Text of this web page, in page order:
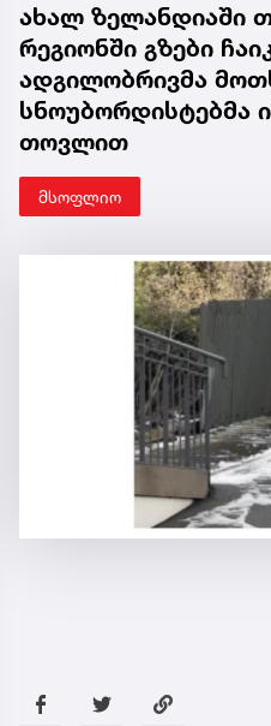
ახალ ზელანდიაში
რეგიონში გზები
ადგილობრივმა
სნოუბორდისტებმა
თოვლით
მსოფლიო